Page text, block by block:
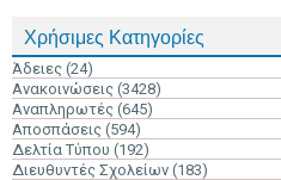
Χρήσιμες Κατηγορίες
Άδειες (24)
Ανακοινώσεις (3428)
Αναπληρωτές (645)
Αποσπάσεις (594)
Δελτία Τύπου (192)
Διευθυντές Σχολείων (183)